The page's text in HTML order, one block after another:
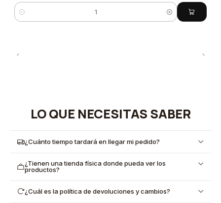
Cantidad
LO QUE NECESITAS SABER
¿Cuánto tiempo tardará en llegar mi pedido?
¿Tienen una tienda física donde pueda ver los
productos?
¿Cuál es la política de devoluciones y cambios?